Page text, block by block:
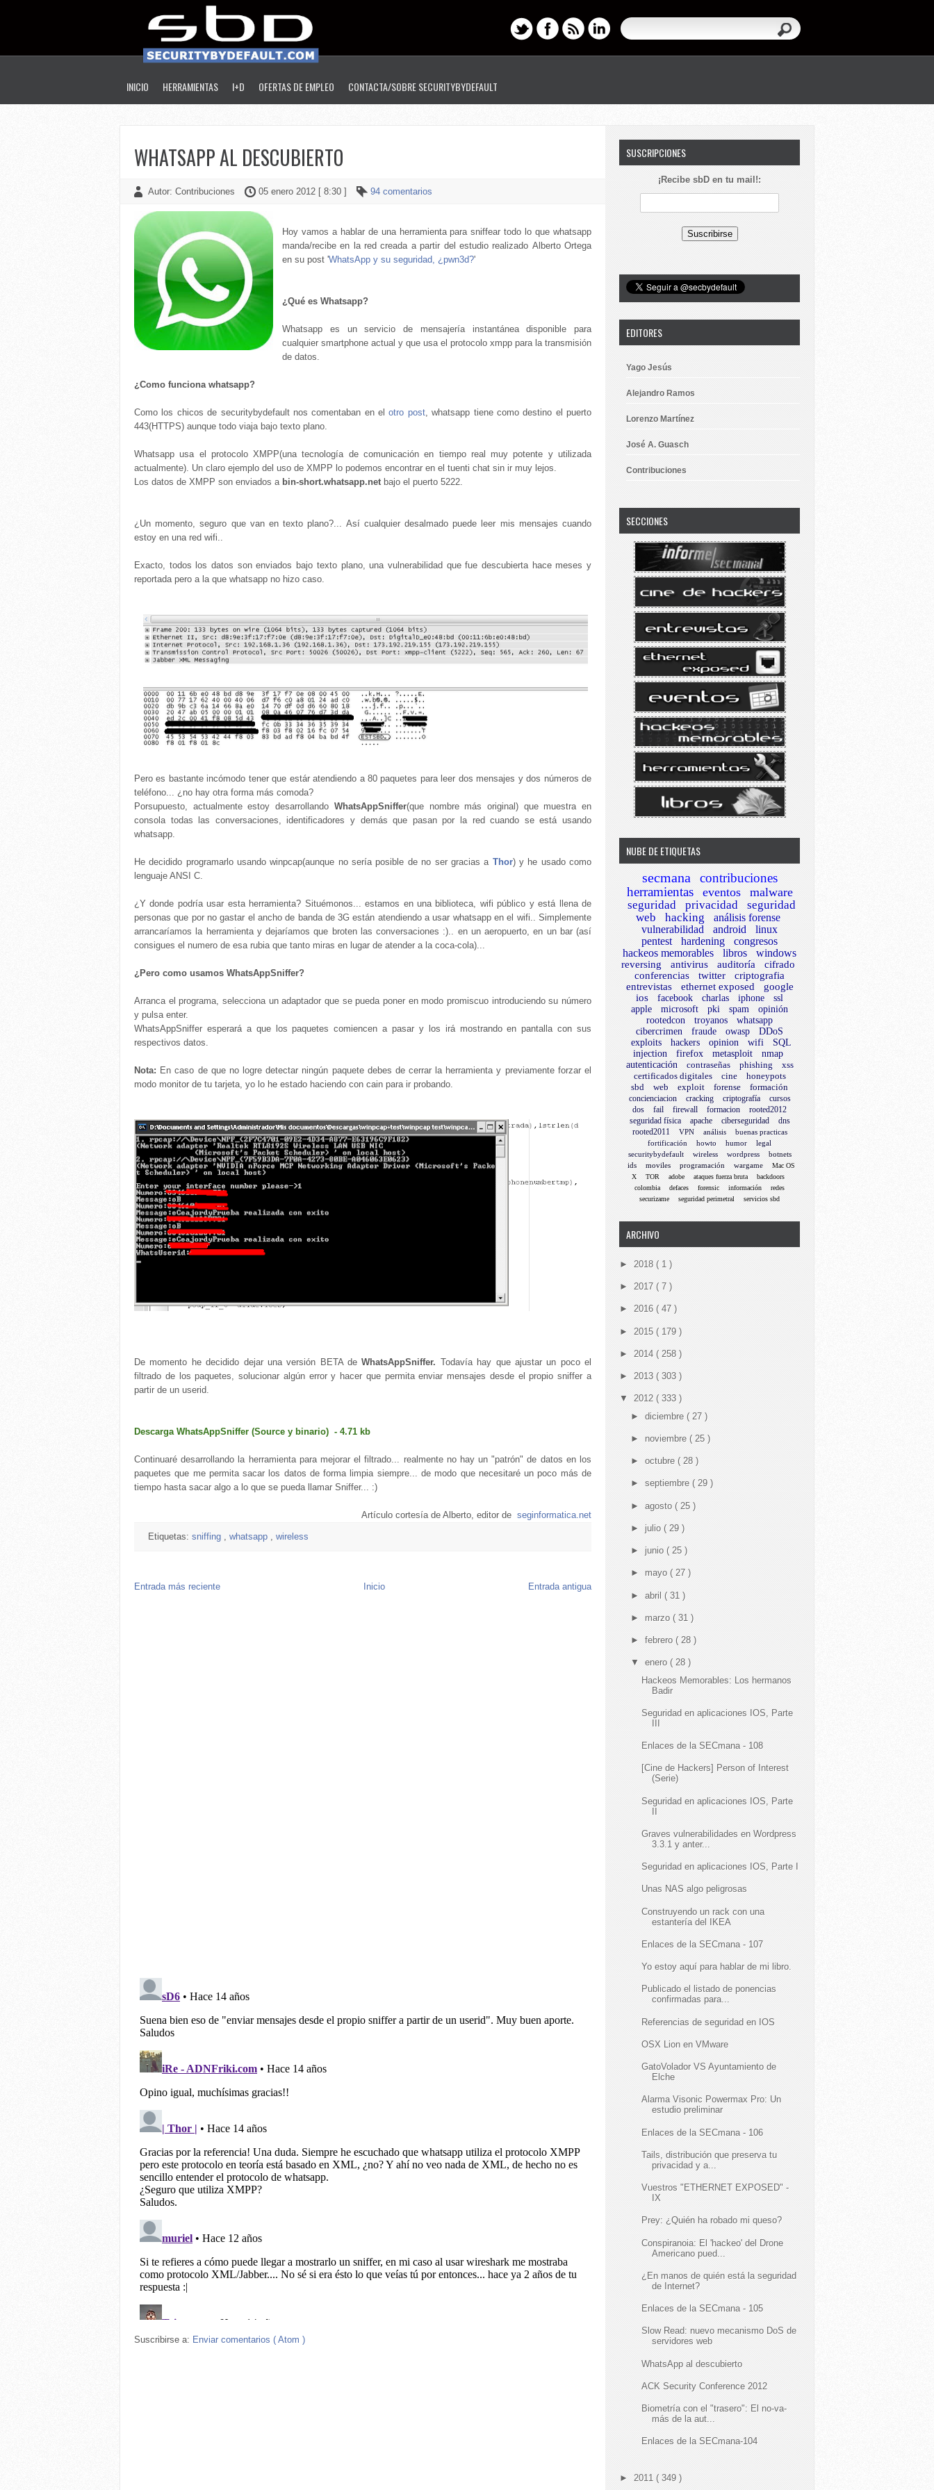
INICIO HERRAMIENTAS I+D OFERTAS DE EMPLEO CONTACTA/SOBRE SECURITYBYDEFAULT
WHATSAPP AL DESCUBIERTO
Autor: Contribuciones 05 enero 2012 [ 8:30 ] 94 comentarios
Hoy vamos a hablar de una herramienta para sniffear todo lo que whatsapp
manda/recibe en la red creada a partir del estudio realizado Alberto Ortega
en su post 'WhatsApp y su seguridad, ¿pwn3d?'
¿Qué es Whatsapp?
Whatsapp es un servicio de mensajería instantánea disponible para
cualquier smartphone actual y que usa el protocolo xmpp para la transmisión
de datos.
¿Como funciona whatsapp?
Como los chicos de securitybydefault nos comentaban en elotro post, whatsapp tiene como destino el puerto
443(HTTPS) aunque todo viaja bajo texto plano.
Whatsapp usa el protocolo XMPP(una tecnología de comunicación en tiempo real muy potente y utilizada
actualmente). Un claro ejemplo del uso de XMPP lo podemos encontrar en el tuenti chat sin ir muy lejos.
Los datos de XMPP son enviados a bin-short.whatsapp.net bajo el puerto 5222.
¿Un momento, seguro que van en texto plano?... Así cualquier desalmado puede leer mis mensajes cuando
estoy en una red wifi..
Exacto, todos los datos son enviados bajo texto plano, una vulnerabilidad que fue descubierta hace meses y
reportada pero a la que whatsapp no hizo caso.
Pero es bastante incómodo tener que estár atendiendo a 80 paquetes para leer dos mensajes y dos números de
teléfono... ¿no hay otra forma más comoda?
Porsupuesto, actualmente estoy desarrollando WhatsAppSniffer(que nombre más original) que muestra en
consola todas las conversaciones, identificadores y demás que pasan por la red cuando se está usando
whatsapp.
He decidido programarlo usando winpcap(aunque no sería posible de no ser gracias a Thor) y he usado como
lenguaje ANSI C.
¿Y donde podría usar esta herramienta? Situémonos... estamos en una biblioteca, wifi público y está llena de
personas que por no gastar el ancho de banda de 3G están atendiendo a usar whatsapp en el wifi.. Simplemente
arrancaríamos la herramienta y dejaríamos que broten las conversaciones :).. en un aeropuerto, en un bar (así
consigues el numero de esa rubia que tanto miras en lugar de atender a la coca-cola)...
¿Pero como usamos WhatsAppSniffer?
Arranca el programa, selecciona un adaptador que se pueda poner en modo promiscuo introduciendo su número
y pulsa enter.
WhatsAppSniffer esperará a que los paquetes comiencen a pasar y los irá mostrando en pantalla con sus
respectivos datos.
Nota: En caso de que no logre detectar ningún paquete debes de cerrar la herramienta y previamente forzar el
modo monitor de tu tarjeta, yo lo he estado haciendo con cain para ir probando.
De momento he decidido dejar una versión BETA deWhatsAppSniffer. Todavía hay que ajustar un poco el
filtrado de los paquetes, solucionar algún error y hacer que permita enviar mensajes desde el propio sniffer a
partir de un userid.
Descarga WhatsAppSniffer (Source y binario) - 4.71 kb
Continuaré desarrollando la herramienta para mejorar el filtrado... realmente no hay un "patrón" de datos en los
paquetes que me permita sacar los datos de forma limpia siempre... de modo que necesitaré un poco más de
tiempo hasta sacar algo a lo que se pueda llamar Sniffer... :)
Artículo cortesía de Alberto, editor de seginformatica.net
Etiquetas: sniffing , whatsapp , wireless
Entrada más reciente Entrada antigua
Inicio
Suscribirse a: Enviar comentarios ( Atom )
SUSCRIPCIONES
¡Recibe sbD en tu mail!:
EDITORES
Yago Jesús
Alejandro Ramos
Lorenzo Martínez
José A. Guasch
Contribuciones
SECCIONES
NUBE DE ETIQUETAS
secmana
contribuciones
herramientas
eventos malware
seguridad privacidad
seguridad
web
hacking
análisis forense
vulnerabilidad
android
linux
pentest
hardening
congresos
hackeos memorables
libros windows
reversing antivirus auditoría
cifrado
conferencias
twitter
criptografia
entrevistas
ethernet exposed
google
ios
facebook charlas iphone
ssl
apple
microsoft pki spam
opinión
rootedcon
troyanos
whatsapp
cibercrimen
fraude owasp
DDoS
exploits
hackers opinion wifi
SQL
injection
firefox metasploit
nmap
autenticación
contraseñas phishing
xss
certificados digitales
cine
honeypots
sbd
web exploit forense formación
concienciacion cracking criptografía
cursos
dos
fail firewall formacion
rooted2012
seguridad física
apache ciberseguridad
dns
rooted2011
VPN análisis
buenas practicas
fortificación
howto humor
legal
securitybydefault
wireless wordpress
botnets
ids
moviles programación wargame
Mac OS
X
TOR adobe ataques fuerza bruta
backdoors
colombia
defaces forensic información
redes
securizame
seguridad perimetral servicios sbd
ARCHIVO
► 2018 ( 1 )
► 2017 ( 7 )
► 2016 ( 47 )
► 2015 ( 179 )
► 2014 ( 258 )
► 2013 ( 303 )
▼ 2012 ( 333 )
► diciembre ( 27 )
► noviembre ( 25 )
► octubre ( 28 )
► septiembre ( 29 )
► agosto ( 25 )
► julio ( 29 )
► junio ( 25 )
► mayo ( 27 )
► abril ( 31 )
► marzo ( 31 )
► febrero ( 28 )
▼ enero ( 28 )
Hackeos Memorables: Los hermanos
Badir
Seguridad en aplicaciones IOS, Parte
Enlaces de la SECmana - 108
[Cine de Hackers] Person of Interest
(Serie)
Seguridad en aplicaciones IOS, Parte
II
Graves vulnerabilidades en Wordpress
3.3.1 y anter...
Seguridad en aplicaciones IOS, Parte I
Unas NAS algo peligrosas
Construyendo un rack con una
estantería del IKEA
Enlaces de la SECmana - 107
Yo estoy aquí para hablar de mi libro.
Publicado el listado de ponencias
confirmadas para...
Referencias de seguridad en IOS
OSX Lion en VMware
GatoVolador VS Ayuntamiento de
Elche
Alarma Visonic Powermax Pro: Un
estudio preliminar
Enlaces de la SECmana - 106
Tails, distribución que preserva tu
privacidad y a...
Vuestros "ETHERNET EXPOSED" -
IX
Prey: ¿Quién ha robado mi queso?
Conspiranoia: El 'hackeo' del Drone
Americano pued...
¿En manos de quién está la seguridad
de Internet?
Enlaces de la SECmana - 105
Slow Read: nuevo mecanismo DoS de
servidores web
WhatsApp al descubierto
ACK Security Conference 2012
Biometría con el "trasero": El no-va-
más de la aut...
Enlaces de la SECmana-104
► 2011 ( 349 )